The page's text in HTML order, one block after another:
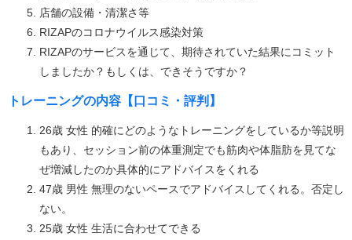
店舗の設備・清潔さ等
RIZAPのコロナウイルス感染対策
RIZAPのサービスを通じて、期待されていた結果にコミット
しましたか？もしくは、できそうですか？
トレーニングの内容【口コミ・評判】
26歳 女性 的確にどのようなトレーニングをしているか等説明
もあり、セッション前の体重測定でも筋肉や体脂肪を見てな
ぜ増減したのか具体的にアドバイスをくれる
47歳 男性 無理のないペースでアドバイスしてくれる。否定し
ない。
25歳 女性 生活に合わせてできる